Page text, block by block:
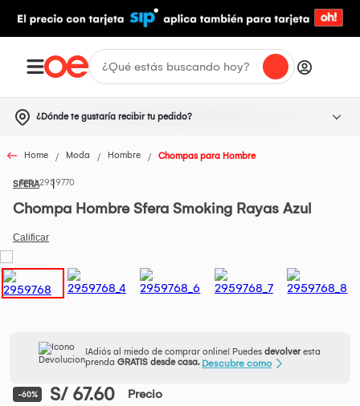
¿Dónde te gustaría recibir tu pedido?
Home Moda Hombre Chompas para Hombre
SFERA2959770
Chompa Hombre Sfera Smoking Rayas Azul
¡Adiós al miedo de comprar online! Puedes devolveresta
prenda GRATIS desde casa. Descubre como
-60% S/ 67.60 Precio